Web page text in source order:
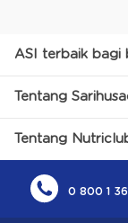
ASI terbaik bagi
Tentang
Tentang
0 800 1